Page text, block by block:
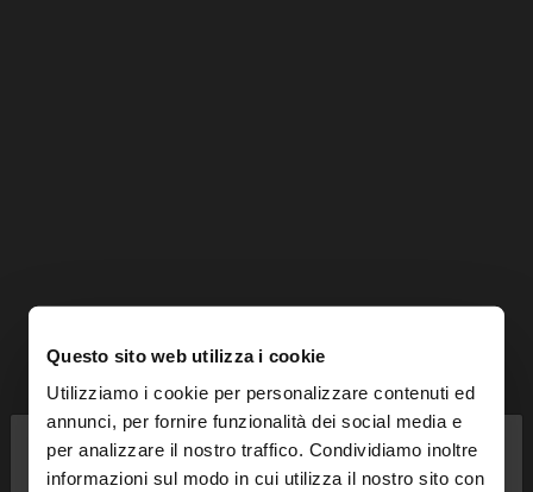
Questo sito web utilizza i cookie
Utilizziamo i cookie per personalizzare contenuti ed
annunci, per fornire funzionalità dei social media e
per analizzare il nostro traffico. Condividiamo inoltre
informazioni sul modo in cui utilizza il nostro sito con
ciao ×